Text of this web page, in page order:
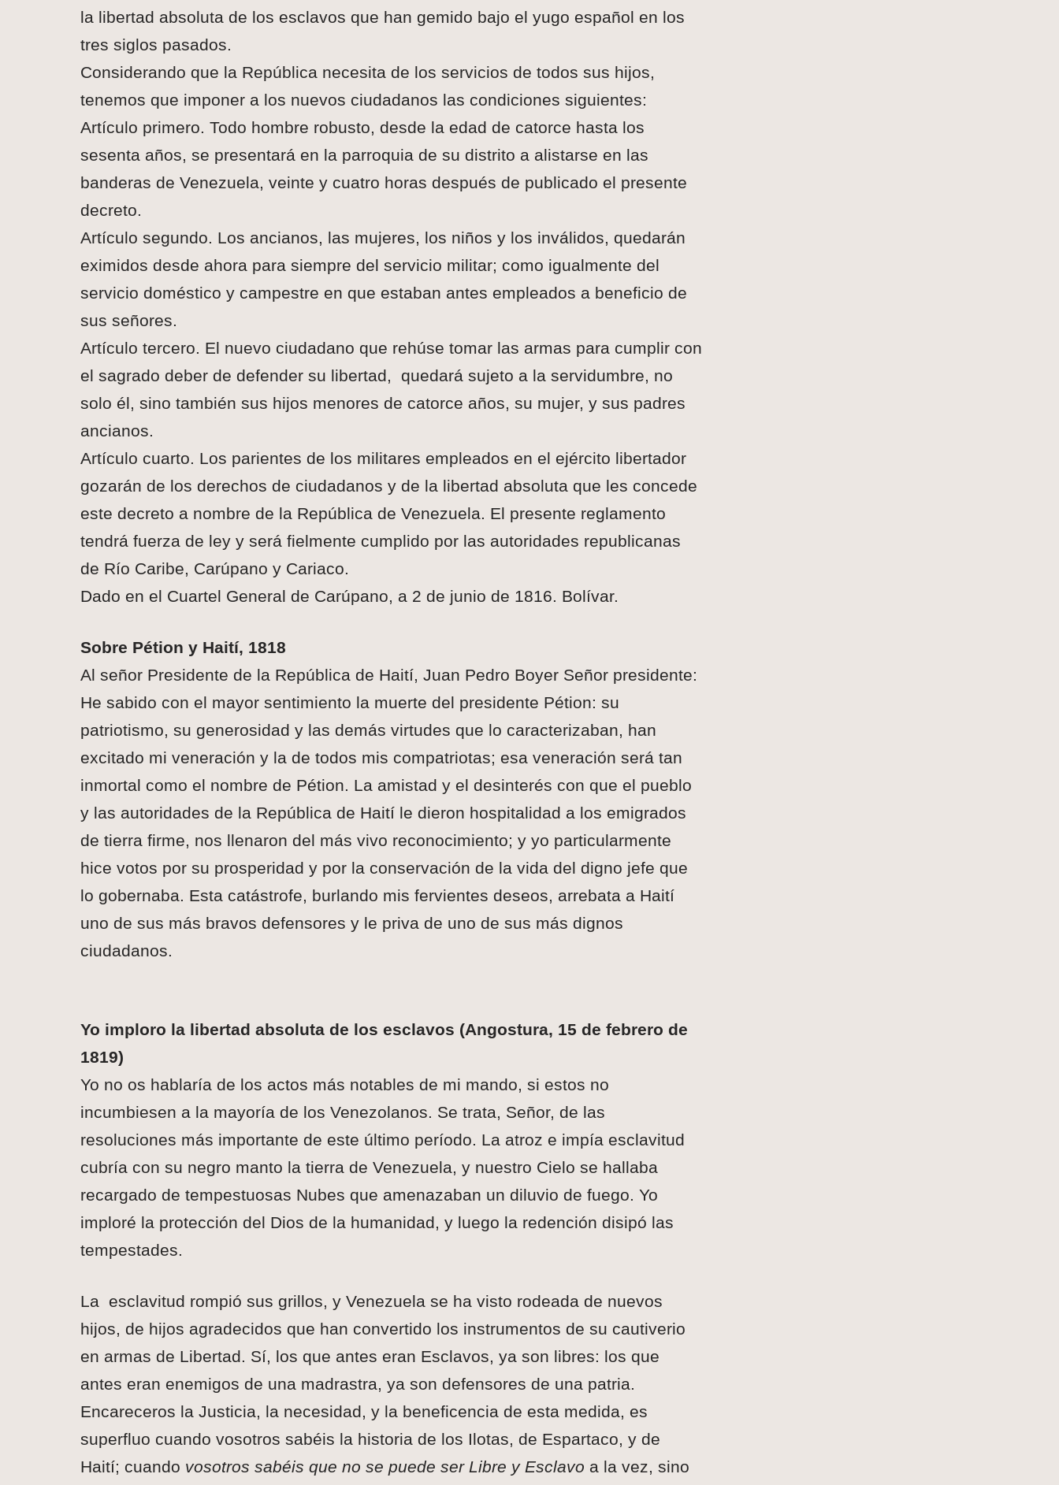
la libertad absoluta de los esclavos que han gemido bajo el yugo español en los
tres siglos pasados.
Considerando que la República necesita de los servicios de todos sus hijos,
tenemos que imponer a los nuevos ciudadanos las condiciones siguientes:
Artículo primero. Todo hombre robusto, desde la edad de catorce hasta los
sesenta años, se presentará en la parroquia de su distrito a alistarse en las
banderas de Venezuela, veinte y cuatro horas después de publicado el presente
decreto.
Artículo segundo. Los ancianos, las mujeres, los niños y los inválidos, quedarán
eximidos desde ahora para siempre del servicio militar; como igualmente del
servicio doméstico y campestre en que estaban antes empleados a beneficio de
sus señores.
Artículo tercero. El nuevo ciudadano que rehúse tomar las armas para cumplir con
el sagrado deber de defender su libertad, quedará sujeto a la servidumbre, no
solo él, sino también sus hijos menores de catorce años, su mujer, y sus padres
ancianos.
Artículo cuarto. Los parientes de los militares empleados en el ejército libertador
gozarán de los derechos de ciudadanos y de la libertad absoluta que les concede
este decreto a nombre de la República de Venezuela. El presente reglamento
tendrá fuerza de ley y será fielmente cumplido por las autoridades republicanas
de Río Caribe, Carúpano y Cariaco.
Dado en el Cuartel General de Carúpano, a 2 de junio de 1816. Bolívar.
Sobre Pétion y Haití, 1818
Al señor Presidente de la República de Haití, Juan Pedro Boyer Señor presidente:
He sabido con el mayor sentimiento la muerte del presidente Pétion: su
patriotismo, su generosidad y las demás virtudes que lo caracterizaban, han
excitado mi veneración y la de todos mis compatriotas; esa veneración será tan
inmortal como el nombre de Pétion. La amistad y el desinterés con que el pueblo
y las autoridades de la República de Haití le dieron hospitalidad a los emigrados
de tierra firme, nos llenaron del más vivo reconocimiento; y yo particularmente
hice votos por su prosperidad y por la conservación de la vida del digno jefe que
lo gobernaba. Esta catástrofe, burlando mis fervientes deseos, arrebata a Haití
uno de sus más bravos defensores y le priva de uno de sus más dignos
ciudadanos.
Yo imploro la libertad absoluta de los esclavos (Angostura, 15 de febrero de
1819)
Yo no os hablaría de los actos más notables de mi mando, si estos no
incumbiesen a la mayoría de los Venezolanos. Se trata, Señor, de las
resoluciones más importante de este último período. La atroz e impía esclavitud
cubría con su negro manto la tierra de Venezuela, y nuestro Cielo se hallaba
recargado de tempestuosas Nubes que amenazaban un diluvio de fuego. Yo
imploré la protección del Dios de la humanidad, y luego la redención disipó las
tempestades.
La esclavitud rompió sus grillos, y Venezuela se ha visto rodeada de nuevos
hijos, de hijos agradecidos que han convertido los instrumentos de su cautiverio
en armas de Libertad. Sí, los que antes eran Esclavos, ya son libres: los que
antes eran enemigos de una madrastra, ya son defensores de una patria.
Encareceros la Justicia, la necesidad, y la beneficencia de esta medida, es
superfluo cuando vosotros sabéis la historia de los Ilotas, de Espartaco, y de
Haití; cuando vosotros sabéis que no se puede ser Libre y Esclavo a la vez, sino